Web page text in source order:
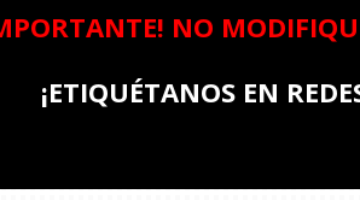
NO
¡ETIQUÉTANOS EN